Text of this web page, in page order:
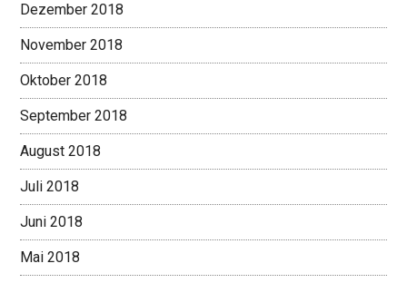
Dezember 2018
November 2018
Oktober 2018
September 2018
August 2018
Juli 2018
Juni 2018
Mai 2018